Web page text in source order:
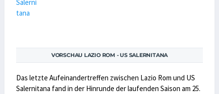
VORSCHAU LAZIO ROM - US SALERNITANA
Das letzte Aufeinandertreffen zwischen Lazio Rom und US
Salernitana fand in der Hinrunde der laufenden Saison am 25.